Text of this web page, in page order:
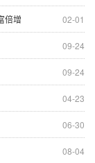
02-01
倍增
09-24
09-24
04-23
06-30
08-04